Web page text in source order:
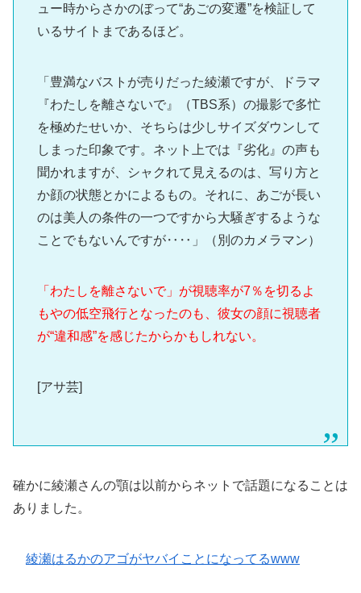
ュー時からさかのぼって“あごの変遷”を検証して
いるサイトまであるほど。
「豊満なバストが売りだった綾瀬ですが、ドラマ
『わたしを離さないで』（TBS系）の撮影で多忙
を極めたせいか、そちらは少しサイズダウンして
しまった印象です。ネット上では『劣化』の声も
聞かれますが、シャクれて見えるのは、写り方と
か顔の状態とかによるもの。それに、あごが長い
のは美人の条件の一つですから大騒ぎするような
ことでもないんですが‥‥」（別のカメラマン）
「わたしを離さないで」が視聴率が7％を切るよ
もやの低空飛行となったのも、彼女の顔に視聴者
が“違和感”を感じたからかもしれない。
[アサ芸]
確かに綾瀬さんの顎は以前からネットで話題になることは
ありました。
綾瀬はるかのアゴがヤバイことになってるwww